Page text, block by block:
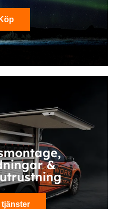
Köp
&
tjänster